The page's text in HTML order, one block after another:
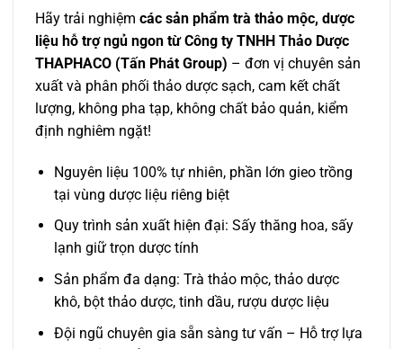
Hãy trải nghiệm các sản phẩm trà thảo mộc, dược
liệu hỗ trợ ngủ ngon từ Công ty TNHH Thảo Dược
THAPHACO (Tấn Phát Group) – đơn vị chuyên sản
xuất và phân phối thảo dược sạch, cam kết chất
lượng, không pha tạp, không chất bảo quản, kiểm
định nghiêm ngặt!
Nguyên liệu 100% tự nhiên, phần lớn gieo trồng
tại vùng dược liệu riêng biệt
Quy trình sản xuất hiện đại: Sấy thăng hoa, sấy
lạnh giữ trọn dược tính
Sản phẩm đa dạng: Trà thảo mộc, thảo dược
khô, bột thảo dược, tinh dầu, rượu dược liệu
Đội ngũ chuyên gia sẵn sàng tư vấn – Hỗ trợ lựa